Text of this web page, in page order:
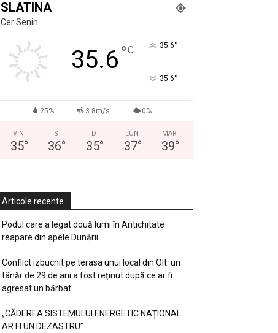
SLATINA
Cer Senin
35.6°C 35.6°
35.6°
25% 3.8m/s 0%
VIN
35°
S
36°
D
35°
LUN
37°
MAR
39°
Articole recente
Podul care a legat două lumi în Antichitate
reapare din apele Dunării
Conflict izbucnit pe terasa unui local din Olt: un
tânăr de 29 de ani a fost reținut după ce ar fi
agresat un bărbat
„CĂDEREA SISTEMULUI ENERGETIC NAȚIONAL
AR FI UN DEZASTRU”